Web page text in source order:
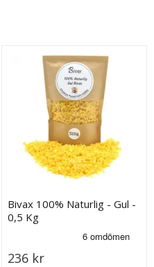
Bivax 100% Naturlig - Gul -
0,5 Kg
236 kr